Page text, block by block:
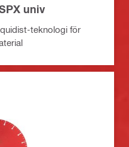
univ
teknologi för